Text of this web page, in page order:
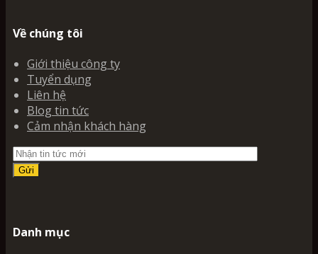
Về chúng tôi
Giới thiệu công ty
Tuyển dụng
Liên hệ
Blog tin tức
Cảm nhận khách hàng
Danh mục